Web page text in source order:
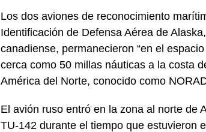
Los dos aviones de reconocimiento
Identificación de Defensa Aérea de
canadiense, permanecieron “en el
cerca como 50 millas náuticas a la costa
América del Norte, conocido como
El avión ruso entró en la zona al norte de
TU-142 durante el tiempo que estuvieron